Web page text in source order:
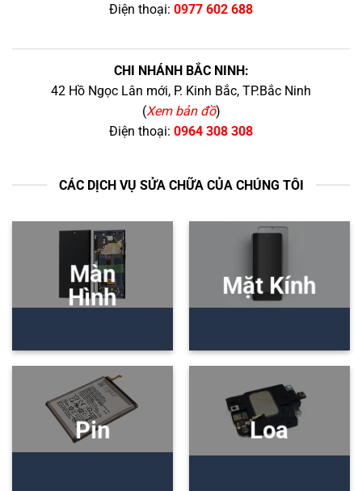
Điện thoại: 0977 602 688
CHI NHÁNH BẮC NINH:
42 Hồ Ngọc Lân mới, P. Kinh Bắc, TP.Bắc Ninh
(Xem bản đồ)
Điện thoại: 0964 308 308
CÁC DỊCH VỤ SỬA CHỮA CỦA CHÚNG TÔI
Màn
Hình
Mặt Kính
Pin Loa